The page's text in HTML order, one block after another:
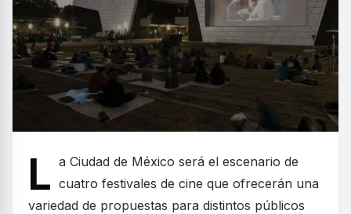
L a Ciudad de México será el escenario de
cuatro festivales de cine que ofrecerán una
variedad de propuestas para distintos públicos